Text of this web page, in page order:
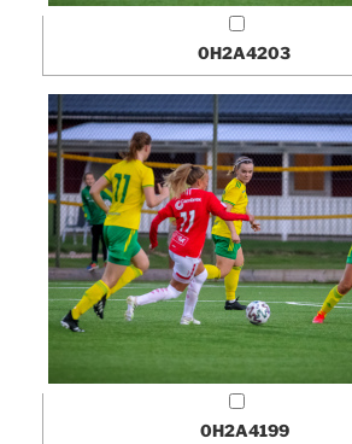
0H2A4203
0H2A4199